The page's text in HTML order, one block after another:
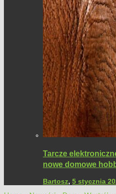
Tarcze
nowe domowe
Bartosz, 5 stycznia